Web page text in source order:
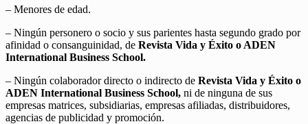
– Menores de edad.
– Ningún personero o socio y sus parientes hasta segundo grado por
afinidad o consanguinidad, de Revista Vida y Éxito o ADEN
International Business School.
– Ningún colaborador directo o indirecto de Revista Vida y Éxito o
ADEN International Business School, ni de ninguna de sus
empresas matrices, subsidiarias, empresas afiliadas, distribuidores,
agencias de publicidad y promoción.